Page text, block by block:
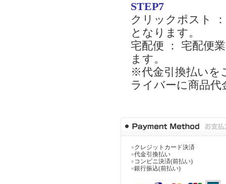
STEP7
クリックポスト
となります。
宅配便 ： 宅配便
ます。
※代金引換払いを
ライバーに商品
●クレジットカード決済
●代金引換払い
●コンビニ決済(前払い)
●銀行振込(前払い)